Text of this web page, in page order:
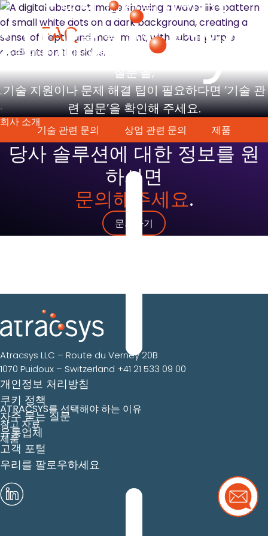
회사 소개
ATRACSYS를 선택해야 하는 이유
참고 자료
제품
도움이 필요하신가요?
FAQ를 확인해 보세요.
주문 및 결제에 대해 궁금한 점이 있다면 ‘상업 관련
질문’을,
기술 지원이나 문제 해결 팁이 필요하다면 ‘기술 관
련 질문’을 확인해 주세요.
기술 관련 문의 상업 관련 문의 제품
당사 솔루션에 대한 정보를 원
하시면
문의해주세요.
문의하기
더 많
Atracsys LLC – Route du Verney 20B
1070 Puidoux – Switzerland +41 21 533 09 00
개인정보 처리방침
쿠키 정책
자주 묻는 질문
유통업체
고객 포털
우리를 팔로우하세요